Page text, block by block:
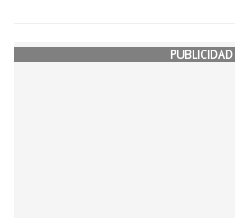
PUBLICIDAD